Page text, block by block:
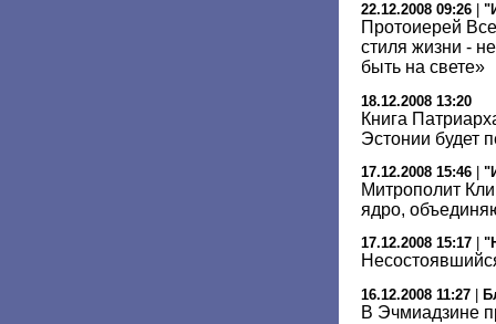
22.12.2008 09:26
Протоиерей
стиля жизни -
быть на свете»
18.12.2008 13:20
Книга
Эстонии будет
17.12.2008 15:46
Митрополит
ядро,
17.12.2008 15:17
16.12.2008 11:27 |
В Эчмиадзине